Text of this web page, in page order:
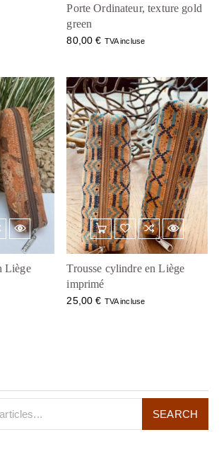
Porte Ordinateur, texture gold
green
80,00€ TVA incluse
Liège
Trousse cylindre en Liège
imprimé
25,00€ TVA incluse